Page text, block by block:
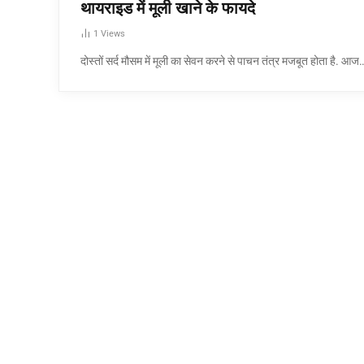
थायराइड में मूली खाने के फायदे
1 Views
दोस्तों सर्द मौसम में मूली का सेवन करने से पाचन तंत्र मजबूत होता है.